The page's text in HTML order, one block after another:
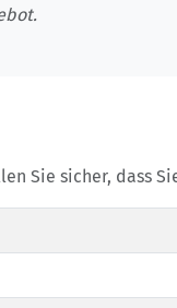
Sie sicher, dass